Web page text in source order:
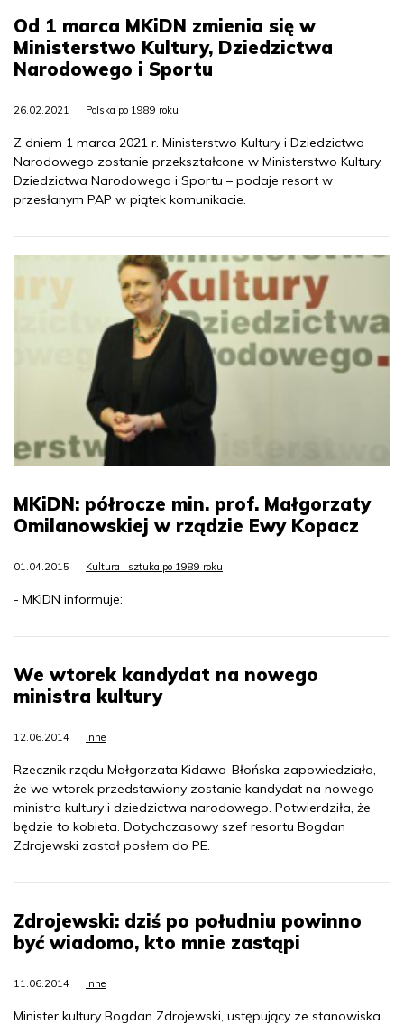
Od 1 marca MKiDN zmienia się w
Ministerstwo Kultury, Dziedzictwa
Narodowego i Sportu
26.02.2021 Polska po 1989 roku
Z dniem 1 marca 2021 r. Ministerstwo Kultury i Dziedzictwa
Narodowego zostanie przekształcone w Ministerstwo Kultury,
Dziedzictwa Narodowego i Sportu – podaje resort w
przesłanym PAP w piątek komunikacie.
MKiDN: półrocze min. prof. Małgorzaty
Omilanowskiej w rządzie Ewy Kopacz
01.04.2015 Kultura i sztuka po 1989 roku
- MKiDN informuje:
We wtorek kandydat na nowego
ministra kultury
12.06.2014 Inne
Rzecznik rządu Małgorzata Kidawa-Błońska zapowiedziała,
że we wtorek przedstawiony zostanie kandydat na nowego
ministra kultury i dziedzictwa narodowego. Potwierdziła, że
będzie to kobieta. Dotychczasowy szef resortu Bogdan
Zdrojewski został posłem do PE.
Zdrojewski: dziś po południu powinno
być wiadomo, kto mnie zastąpi
11.06.2014 Inne
Minister kultury Bogdan Zdrojewski, ustępujący ze stanowiska